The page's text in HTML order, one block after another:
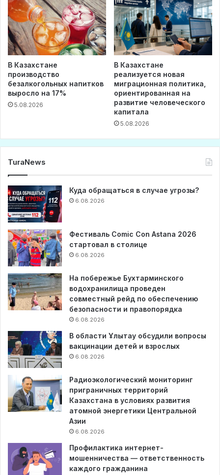
В Казахстане
производство
безалкогольных напитков
выросло на 17%
5.08.2026
В Казахстане
реализуется новая
миграционная политика,
ориентированная на
развитие человеческого
капитала
5.08.2026
TuraNews
Куда обращаться в случае угрозы?
6.08.2026
Фестиваль Comic Con Astana 2026
стартовал в столице
6.08.2026
На побережье Бухтарминского
водохранилища проведен
совместный рейд по обеспечению
безопасности и правопорядка
6.08.2026
В области Ұлытау обсудили вопросы
вакцинации детей и взрослых
6.08.2026
Радиоэкологический мониторинг
приграничных территорий
Казахстана в условиях развития
атомной энергетики Центральной
Азии
6.08.2026
Профилактика интернет-
мошенничества — ответственность
каждого гражданина